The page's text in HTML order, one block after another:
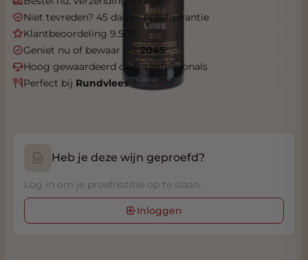
Niet tevreden? 45 dagen proefgarantie
Klantbeoordeling 9.5/10
Geniet nu of bewaar tot2045
Hoog gewaardeerd door professionals
Perfect bij Rundvlees
Heb je deze wijn geproefd?
Log in om je proefnotitie op te slaan.
Inloggen